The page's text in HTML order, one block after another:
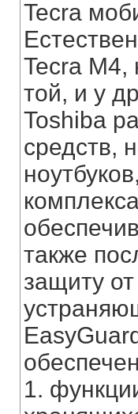
Tecra
Tecra M4,
той, и у
Toshiba
средств,
также
защиту
1.